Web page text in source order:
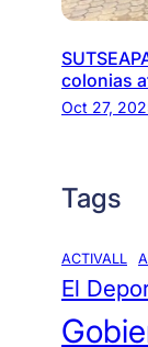
colonias
Oct 27,
Tags
ACTIVALL
El